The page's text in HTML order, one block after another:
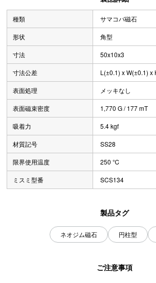
種類 サマコバ磁石
形状 角型
寸法 50x10x3
寸法公差 L(±0.1) x W(±0.1) x
表面処理 メッキなし
表面磁束密度 1,770 G / 177 mT
吸着力 5.4 kgf
材質記号 SS28
限界使用温度 250 ℃
ミスミ型番 SCS134
製品タグ
ネオジム磁石 円柱型
ご注意事項